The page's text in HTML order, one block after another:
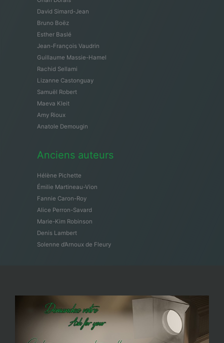
David Simard-Jean
Bruno Boëz
Esther Baslé
Jean-François Vaudrin
Guillaume Massie-Hamel
Rachid Sellami
Lizanne Castonguay
Samuël Robert
Maeva Kleit
Amy Rioux
Anatole Demougin
Anciens auteurs
Hélène Pichette
Émilie Martineau-Vion
Fannie Caron-Roy
Alice Perron-Savard
Marie-Kim Robinson
Denis Lambert
Solenne d’Arnoux de Fleury